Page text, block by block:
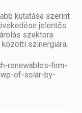
kutatása szerint
jelentős
szektora
szinergiára.
renewables-firm-
of-solar-by-